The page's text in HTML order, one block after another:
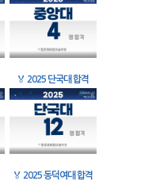
🏅 2025 단국대 합격
🏅 2025 동덕여대 합격